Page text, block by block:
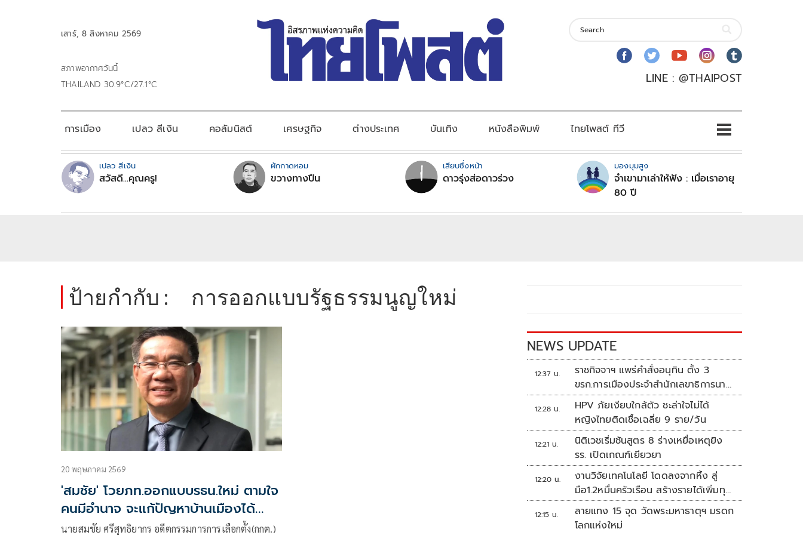
เสาร์, 8 สิงหาคม 2569
สภาพอากาศวันนี้
THAILAND 30.9°C/27.1°C
LINE : @THAIPOST
การเมือง เปลว สีเงิน คอลัมนิสต์ เศรษฐกิจ ต่างประเทศ บันเทิง หนังสือพิมพ์ ไทยโพสต์ ทีวี
เปลว สีเงิน
สวัสดี...คุณครู!
ผักกาดหอม
ขวางทางปืน
เสียบซึ่งหน้า
ดาวรุ่งส่อดาวร่วง
มองมุมสูง
จำเขามาเล่าให้ฟัง : เมื่อเราอายุ
80 ปี
ป้ายกำกับ : การออกแบบรัฐธรรมนูญใหม่
20 พฤษภาคม 2569
'สมชัย' โวยภท.ออกแบบรธน.ใหม่ ตามใจ
คนมีอำนาจ จะแก้ปัญหาบ้านเมืองได้
อย่างไร
นายสมชัย ศรีสุทธิยากร อดีตกรรมการการเลือกตั้ง(กกต.)
NEWS UPDATE
12:37 น.
ราชกิจจาฯ แพร่คำสั่งอนุทิน ตั้ง 3
ขรก.การเมืองประจำสำนักเลขาธิการนา
ยกฯ
12:28 น.
HPV ภัยเงียบใกล้ตัว ชะล่าใจไม่ได้
หญิงไทยติดเชื้อเฉลี่ย 9 ราย/วัน
12:21 น.
นิติเวชเริ่มชันสูตร 8 ร่างเหยื่อเหตุยิง
รร. เปิดเกณฑ์เยียวยา
12:20 น.
งานวิจัยเทคโนโลยี โดดลงจากหิ้ง สู่
มือ1.2หมื่นครัวเรือน สร้างรายได้เพิ่มทุก
เดือน
12:15 น.
ลายแทง 15 จุด วัดพระมหาธาตุฯ มรดก
โลกแห่งใหม่